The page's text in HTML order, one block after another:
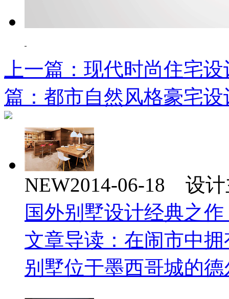
上一篇：现代时尚住宅
篇：都市自然风格豪宅
NEW2014-06-18 设
国外别墅设计经典之
文章导读：在闹市中拥
别墅位于墨西哥城的